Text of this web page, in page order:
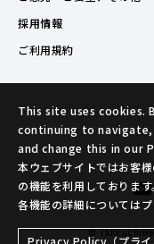
採用情報
ご利用規約
©
This site uses cookies.
continuing to navigate,
and change this in our
本ウェブサイトではお客
の機能を利用しております
各機能の詳細については
Privacy Policy（プライ